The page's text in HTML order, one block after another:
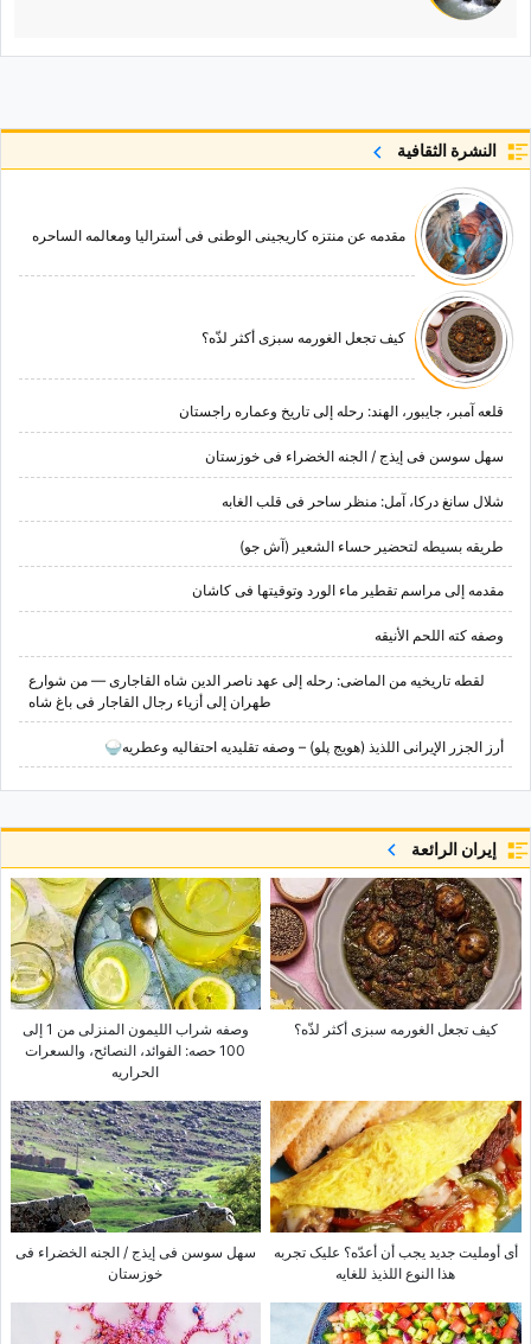
النشرة الثقافية
مقدمه عن منتزه کاریجینی الوطنی فی أسترالیا ومعالمه الساحره
کیف تجعل الغورمه سبزی أکثر لذّه؟
قلعه آمبر، جایبور، الهند: رحله إلى تاریخ وعماره راجستان
سهل سوسن فی إیذج / الجنه الخضراء فی خوزستان
شلال سانغ درکا، آمل: منظر ساحر فی قلب الغابه
طریقه بسیطه لتحضیر حساء الشعیر (آش جو)
مقدمه إلى مراسم تقطیر ماء الورد وتوقیتها فی کاشان
وصفه کته اللحم الأنیقه
لقطه تاریخیه من الماضی: رحله إلى عهد ناصر الدین شاه القاجاری — من شوارع
طهران إلى أزیاء رجال القاجار فی باغ شاه
أرز الجزر الإیرانی اللذیذ (هویج پلو) – وصفه تقلیدیه احتفالیه وعطریه🍚
إيران الرائعة
کیف تجعل الغورمه سبزی أکثر لذّه؟
وصفه شراب اللیمون المنزلی من 1 إلى
100 حصه: الفوائد، النصائح، والسعرات
الحراریه
أی أوملیت جدید یجب أن أعدّه؟ علیک تجربه
هذا النوع اللذیذ للغایه
سهل سوسن فی إیذج / الجنه الخضراء فی
خوزستان